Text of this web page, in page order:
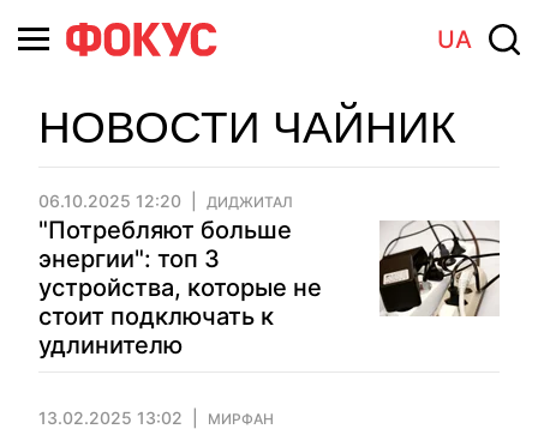
UA
НОВОСТИ ЧАЙНИК
06.10.2025 12:20 ДИДЖИТАЛ
"Потребляют больше
энергии": топ 3
устройства, которые не
стоит подключать к
удлинителю
13.02.2025 13:02 МИРФАН